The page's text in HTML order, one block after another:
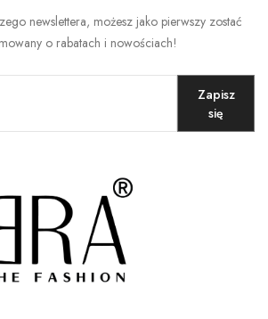
newslettera, możesz jako pierwszy zostać
o rabatach i nowościach!
Zapisz
się